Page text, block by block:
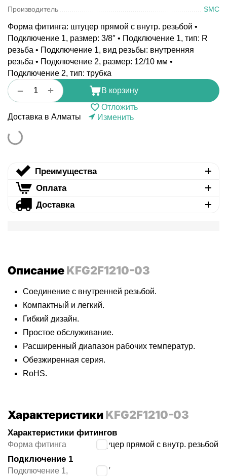
Производитель
SMC
Форма фитинга: штуцер прямой с внутр. резьбой •
Подключение 1, размер: 3/8″ • Подключение 1, тип: R
резьба • Подключение 1, вид резьбы: внутренняя
резьба • Подключение 2, размер: 12/10 мм •
Подключение 2, тип: трубка
+
−
В корзину
Отложить
Доставка в Алматы
Изменить
Преимущества
Оплата
Доставка
ОписаниеKFG2F1210-03
Соединение с внутренней резьбой.
Компактный и легкий.
Гибкий дизайн.
Простое обслуживание.
Расширенный диапазон рабочих температур.
Обезжиренная серия.
RoHS.
ХарактеристикиKFG2F1210-03
Характеристики фитингов
Форма фитинга штуцер прямой с внутр. резьбой
Подключение 1
Подключение 1,
3/8″